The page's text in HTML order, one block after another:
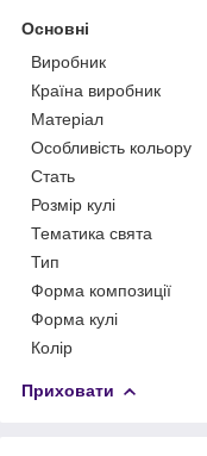
Основні
Виробник
Країна виробник
Матеріал
Особливість кольору
Стать
Розмір кулі
Тематика свята
Тип
Форма композиції
Форма кулі
Колір
Приховати